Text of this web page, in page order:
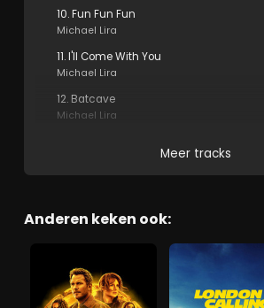
10. Fun Fun Fun
Michael Lira
11. I'll Come With You
Michael Lira
12. Batcave
Michael Lira
Meer tracks
Anderen keken ook: